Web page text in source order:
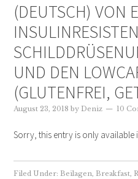
(DEUTSCH) VON
UND DEN
(GLUTENFREI,
August 23, 2018 byDeniz 10
Sorry, this entry is only available
Filed Under:Beilagen,Breakfast,